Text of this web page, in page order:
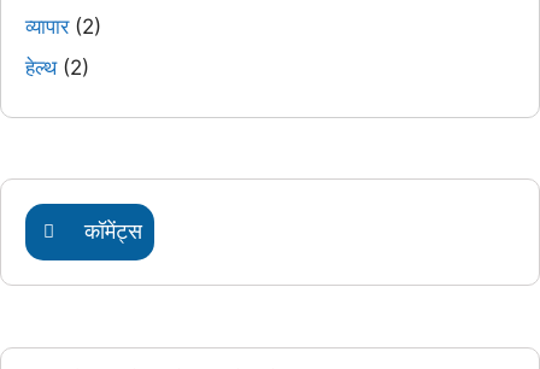
व्यापार(2)
हेल्थ(2)
कॉमेंट्स